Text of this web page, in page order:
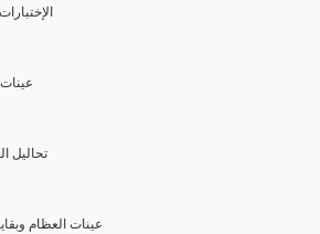
(17)
6-
(18)
7- عينات العظام